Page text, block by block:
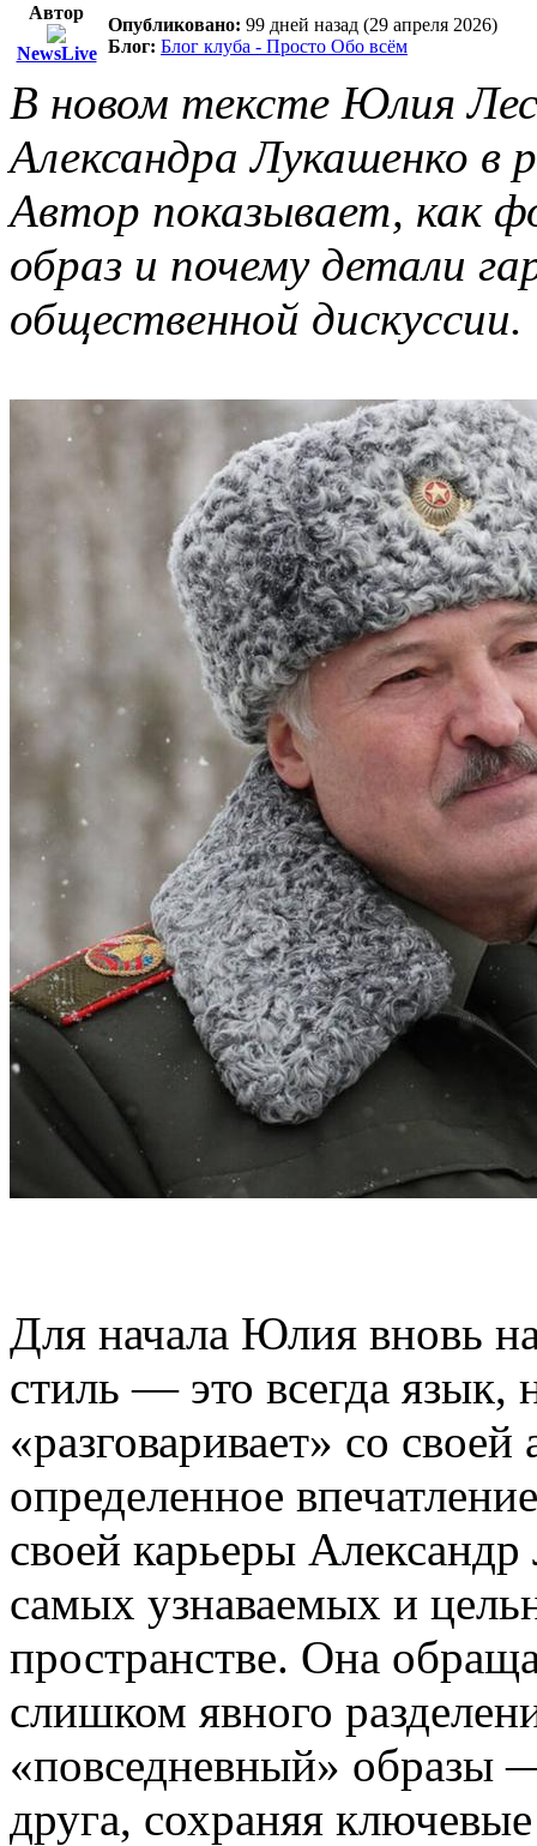
Автор
NewsLive
Опубликовано: 99 дней назад (29 апреля 2026)
Блог: Блог клуба - Просто Обо всём
В новом тексте Юлия
Александра Лукашенко в
Автор показывает, как
образ и почему детали
общественной дискуссии.
Для начала Юлия вновь
стиль — это всегда язык,
«разговаривает» со
определенное
своей карьеры
самых узнаваемых и
пространстве. Она
слишком явного
«повседневный» образы
друга, сохраняя